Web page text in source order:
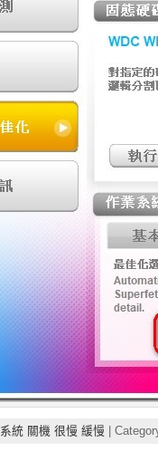
系統 關機 很慢 緩慢 |